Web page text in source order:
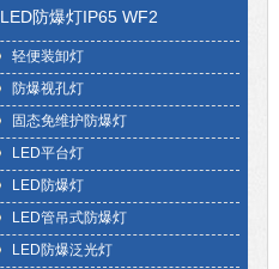
LED防爆灯IP65 WF2
轻便装卸灯
防爆视孔灯
固态免维护防爆灯
LED平台灯
LED防爆灯
LED管吊式防爆灯
LED防爆泛光灯